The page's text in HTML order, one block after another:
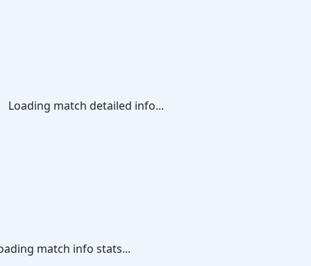
Loading match detailed info...
match info stats...